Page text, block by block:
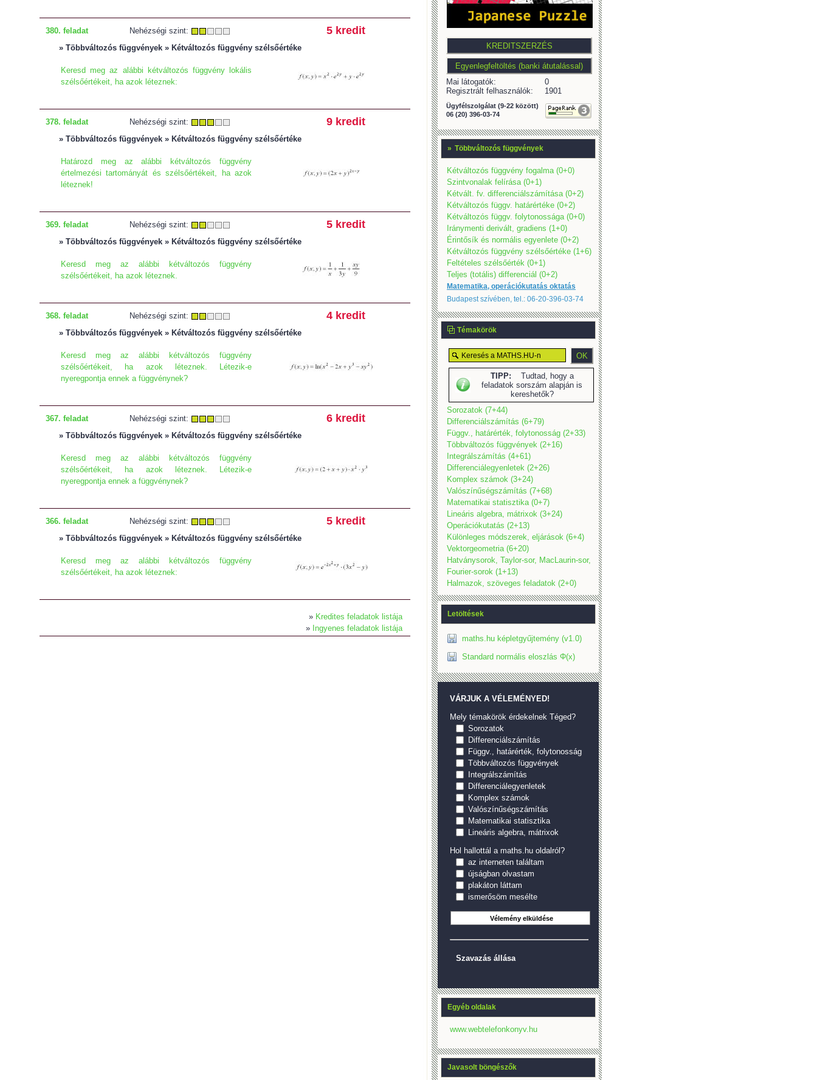
380. feladat Nehézségi szint: 5 kredit
» Többváltozós függvények » Kétváltozós függvény szélsőértéke
Keresd meg az alábbi kétváltozós függvény lokális
szélsőértékeit, ha azok léteznek:
378. feladat Nehézségi szint: 9 kredit
» Többváltozós függvények » Kétváltozós függvény szélsőértéke
Határozd meg az alábbi kétváltozós függvény
értelmezési tartományát és szélsőértékeit, ha azok
léteznek!
369. feladat Nehézségi szint: 5 kredit
» Többváltozós függvények » Kétváltozós függvény szélsőértéke
Keresd meg az alábbi kétváltozós függvény
szélsőértékeit, ha azok léteznek.
368. feladat Nehézségi szint: 4 kredit
» Többváltozós függvények » Kétváltozós függvény szélsőértéke
Keresd meg az alábbi kétváltozós függvény
szélsőértékeit, ha azok léteznek. Létezik-e
nyeregpontja ennek a függvénynek?
367. feladat Nehézségi szint: 6 kredit
» Többváltozós függvények » Kétváltozós függvény szélsőértéke
Keresd meg az alábbi kétváltozós függvény
szélsőértékeit, ha azok léteznek. Létezik-e
nyeregpontja ennek a függvénynek?
366. feladat Nehézségi szint: 5 kredit
» Többváltozós függvények » Kétváltozós függvény szélsőértéke
Keresd meg az alábbi kétváltozós függvény
szélsőértékeit, ha azok léteznek:
» Kredites feladatok listája
» Ingyenes feladatok listája
Mai látogatók:
0
Regisztrált felhasználók:
1901
Ügyfélszolgálat (9-22 között)
06 (20) 396-03-74
» Többváltozós függvények
Kétváltozós függvény fogalma (0+0)
Szintvonalak felírása (0+1)
Kétvált. fv. differenciálszámítása (0+2)
Kétváltozós függv. határértéke (0+2)
Kétváltozós függv. folytonossága (0+0)
Iránymenti derivált, gradiens (1+0)
Érintősík és normális egyenlete (0+2)
Kétváltozós függvény szélsőértéke (1+6)
Feltételes szélsőérték (0+1)
Teljes (totális) differenciál (0+2)
Matematika, operációkutatás oktatás
Budapest szívében, tel.: 06-20-396-03-74
Témakörök
TIPP: Tudtad, hogy a
feladatok sorszám alapján is
kereshetők?
Sorozatok (7+44)
Differenciálszámítás (6+79)
Függv., határérték, folytonosság (2+33)
Többváltozós függvények (2+16)
Integrálszámítás (4+61)
Differenciálegyenletek (2+26)
Komplex számok (3+24)
Valószínűségszámítás (7+68)
Matematikai statisztika (0+7)
Lineáris algebra, mátrixok (3+24)
Operációkutatás (2+13)
Különleges módszerek, eljárások (6+4)
Vektorgeometria (6+20)
Hatványsorok, Taylor-sor, MacLaurin-sor,
Fourier-sorok (1+13)
Halmazok, szöveges feladatok (2+0)
Letöltések
maths.hu képletgyűjtemény (v1.0)
Standard normális eloszlás Φ(x)
VÁRJUK A VÉLEMÉNYED!
Mely témakörök érdekelnek Téged?
Sorozatok
Differenciálszámítás
Függv., határérték, folytonosság
Többváltozós függvények
Integrálszámítás
Differenciálegyenletek
Komplex számok
Valószínűségszámítás
Matematikai statisztika
Lineáris algebra, mátrixok
Hol hallottál a maths.hu oldalról?
az interneten találtam
újságban olvastam
plakáton láttam
ismerősöm mesélte
Szavazás állása
Egyéb oldalak
www.webtelefonkonyv.hu
Javasolt böngészők